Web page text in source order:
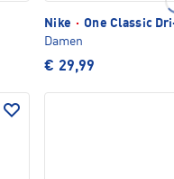
Nike · One Classic
Damen
€ 29,99